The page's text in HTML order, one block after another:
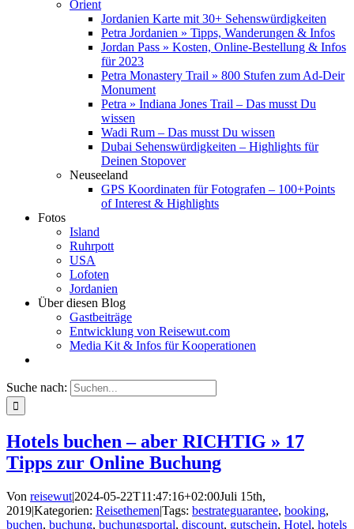
Orient
Jordanien Karte mit 30+ Sehenswürdigkeiten
Petra Jordanien » Tipps, Wanderungen & Infos
Jordan Pass » Kosten, Online-Bestellung & Infos
für 2023
Petra Monastery Trail » 800 Stufen zum Ad-Deir
Monument
Petra » Indiana Jones Trail – Das musst Du
wissen
Wadi Rum – Das musst Du wissen
Dubai Sehenswürdigkeiten – Highlights für
Deinen Stopover
Neuseeland
GPS Koordinaten für Fotografen – 100+Points
of Interest & Highlights
Fotos
Island
Ruhrpott
USA
Lofoten
Jordanien
Über diesen Blog
Gastbeiträge
Entwicklung von Reisewut.com
Media Kit & Infos für Kooperationen
Suche nach:
Hotels buchen – aber RICHTIG » 17
Tipps zur Online Buchung
Von reisewut|2024-05-22T11:47:16+02:00Juli 15th,
2019|Kategorien: Reisethemen|Tags: bestrateguarantee, booking,
buchen, buchung, buchungsportal, discount, gutschein, Hotel, hotels